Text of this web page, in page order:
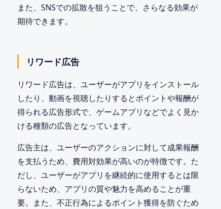
また、SNSでの拡散を狙うことで、さらなる効果が
期待できます。
リワード広告
リワード広告は、ユーザーがアプリをインストール
したり、動画を視聴したりするとポイントや報酬が
得られる広告形式で、ゲームアプリなどでよく見か
ける種類の広告となっています。
広告主は、ユーザーのアクションに対して成果報酬
を支払うため、費用対効果が高いのが特徴です。た
だし、ユーザーがアプリを継続的に使用するとは限
らないため、アプリの質や魅力を高めることが重
要。また、不正行為によるポイント獲得を防ぐため